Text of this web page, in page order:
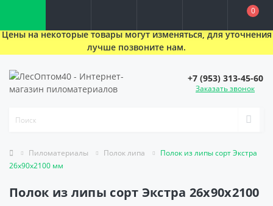
Цены на некоторые товары могут изменяться, для уточнения
лучше позвоните нам.
0
+7 (953) 313-45-60
Заказать звонок
Пиломатериалы Полок липа
Полок из липы сорт Экстра
26х90х2100 мм
Полок из липы сорт Экстра 26х90х2100